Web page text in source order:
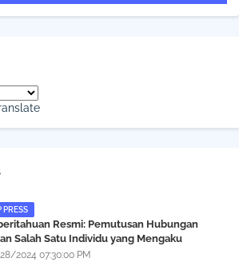
PRESS
Resmi: Pemutusan Hubungan
Salah Satu Individu yang Mengaku
Analisismedia.com
2024 07:30:00 PM